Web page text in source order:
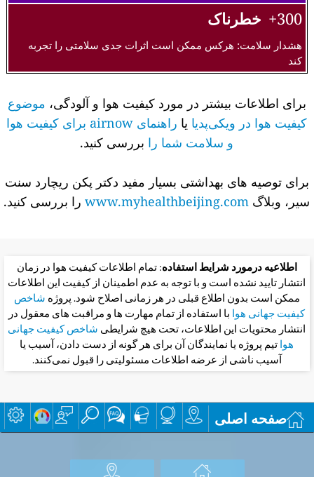
300+ خطرناک
هشدار سلامت: هرکس ممکن است اثرات جدی سلامتی را تجربه
کند
برای اطلاعات بیشتر در مورد کیفیت هوا و آلودگی، موضوع
کیفیت هوا در ویکی‌پدیایا
راهنمای airnow برای کیفیت هوا
و سلامت شما را بررسی کنید.
برای توصیه های بهداشتی بسیار مفید دکتر پکن ریچارد سنت
سیر، وبلاگ www.myhealthbeijing.comرا بررسی کنید.
اطلاعیه درمورد شرایط استفاده: تمام اطلاعات کیفیت هوا در زمان
انتشار تایید نشده است و با توجه به عدم اطمینان از کیفیت این اطلاعات
ممکن است بدون اطلاع قبلی در هر زمانی اصلاح شود. پروژهشاخص
کیفیت جهانی هوابا استفاده از تمام مهارت ها و مراقبت های معقول در
انتشار محتویات این اطلاعات، تحت هیچ شرایطیشاخص کیفیت جهانی
هواتیم پروژه یا نمایندگان آن برای هر گونه از دست دادن، آسیب یا
آسیب ناشی از عرضه اطلاعات مسئولیتی را قبول نمی‌کنند.
صفحه اصلی